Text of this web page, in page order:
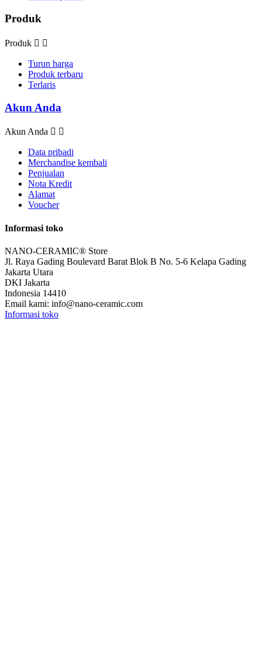
Produk
Produk  
Turun harga
Produk terbaru
Terlaris
Akun Anda
Akun Anda  
Data pribadi
Merchandise kembali
Penjualan
Nota Kredit
Alamat
Voucher
Informasi toko
NANO-CERAMIC® Store
Jl. Raya Gading Boulevard Barat Blok B No. 5-6 Kelapa Gading
Jakarta Utara
DKI Jakarta
Indonesia 14410
Email kami: info@nano-ceramic.com
Informasi toko